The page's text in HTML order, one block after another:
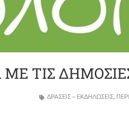
ΤΙΣ
ΔΡΑΣΕΙΣ – ΕΚΔΗΛΩΣΕΙΣ,